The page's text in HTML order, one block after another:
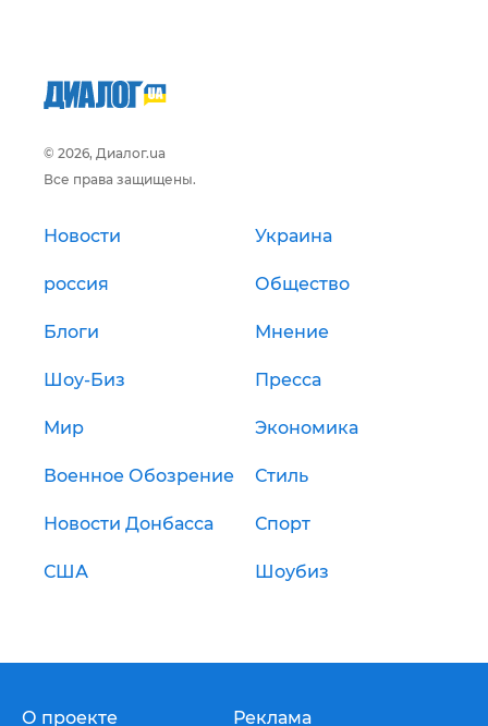
© 2026, Диалог.ua
Все права защищены.
Новости Украина
россия Общество
Блоги Мнение
Шоу-Биз Пресса
Мир Экономика
Военное Обозрение Стиль
Новости Донбасса Спорт
США Шоубиз
О проекте Реклама